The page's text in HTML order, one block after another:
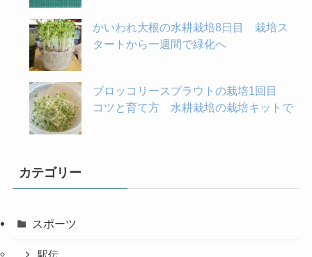
かいわれ大根の水耕栽培8日目 栽培ス
タートから一週間で緑化へ
ブロッコリースプラウトの栽培1回目
コツと育て方 水耕栽培の栽培キットで
カテゴリー
スポーツ